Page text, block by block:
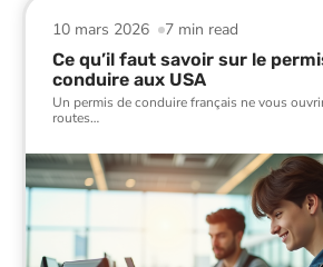
7 min read
10 mars 2026
Ce qu’il faut savoir sur le
conduire aux USA
Un permis de conduire français ne vous
routes…